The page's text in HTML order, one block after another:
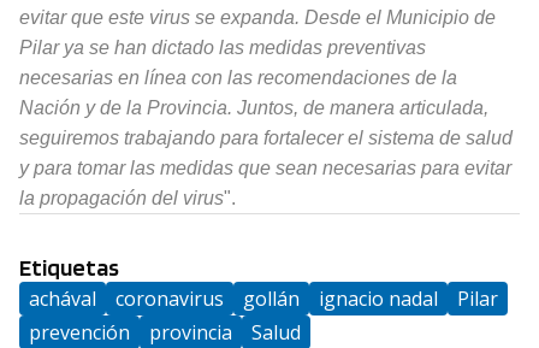
evitar que este virus se expanda. Desde el Municipio de
Pilar ya se han dictado las medidas preventivas
necesarias en línea con las recomendaciones de la
Nación y de la Provincia. Juntos, de manera articulada,
seguiremos trabajando para fortalecer el sistema de salud
y para tomar las medidas que sean necesarias para evitar
la propagación del virus".
Etiquetas
achával coronavirus gollán ignacio nadal
Pilar
prevención
provincia Salud